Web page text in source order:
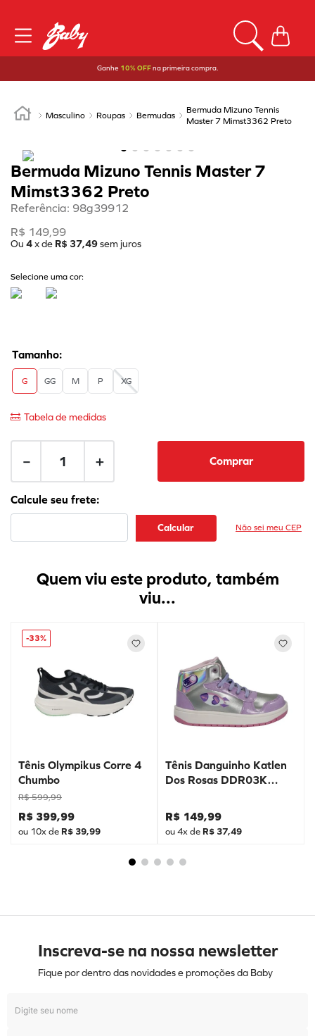
Ganhe 10% OFFna primeira compra.
Masculino Roupas Bermudas
Bermuda Mizuno Tennis
Master 7 Mimst3362 Preto
Bermuda Mizuno Tennis Master 7
Mimst3362 Preto
Referência: 98g39912
R$ 149,99
Ou 4x de R$ 37,49sem juros
Selecione uma cor:
G GG M P XG
Tabela de medidas
＋
－ Comprar
Não sei meu CEP
Quem viu este produto, também
viu...
-33%
Tênis Olympikus Corre 4
Chumbo
R$ 599,99
R$ 399,99
ou 10x de R$ 39,99
Tênis Danguinho Katlen
Dos Rosas DDR03K
R$ 149,99
ou4x de R$ 37,49
Inscreva-se na nossa newsletter
Fique por dentro das novidades e promoções da Baby